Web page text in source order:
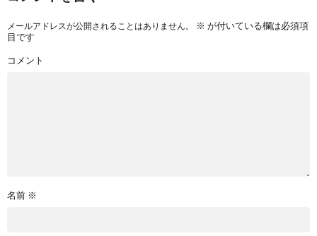
メールアドレスが公開されることはありません。 ※ が付いている欄は必須項
目です
コメント
名前 ※